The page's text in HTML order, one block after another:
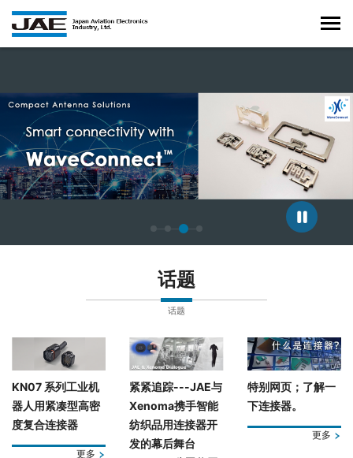
话题
话题
KN07 系列工业机
器人用紧凑型高密
度复合连接器
更多
紧紧追踪---JAE与
Xenoma携手智能
纺织品用连接器开
发的幕后舞台
特别网页；了解一
下连接器。
更多